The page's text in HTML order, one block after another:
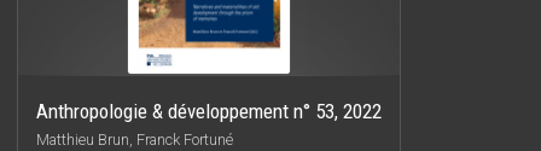
Anthropologie & développement n° 53, 2022
Matthieu Brun, Franck Fortuné